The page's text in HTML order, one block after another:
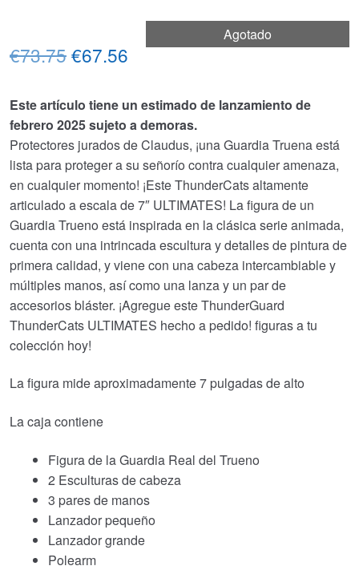
Agotado
€73.75El
original
era:
€73.75.
€67.56
actual
es:
€67.56.
Este artículo tiene un estimado de lanzamiento de
febrero 2025 sujeto a demoras.
Protectores jurados de Claudus, ¡una Guardia Truena está
lista para proteger a su señorío contra cualquier amenaza,
en cualquier momento! ¡Este ThunderCats altamente
articulado a escala de 7″ ULTIMATES! La figura de un
Guardia Trueno está inspirada en la clásica serie animada,
cuenta con una intrincada escultura y detalles de pintura de
primera calidad, y viene con una cabeza intercambiable y
múltiples manos, así como una lanza y un par de
accesorios bláster. ¡Agregue este ThunderGuard
ThunderCats ULTIMATES hecho a pedido! figuras a tu
colección hoy!
La figura mide aproximadamente 7 pulgadas de alto
La caja contiene
Figura de la Guardia Real del Trueno
2 Esculturas de cabeza
3 pares de manos
Lanzador pequeño
Lanzador grande
Polearm